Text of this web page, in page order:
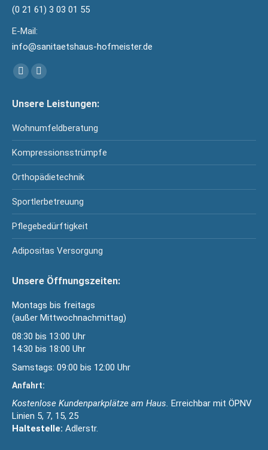
(0 21 61) 3 03 01 55
E-Mail:
info@sanitaetshaus-hofmeister.de
Finden Sie uns auf:
Facebook
opens
in
new
window
YouTube
opens
in
new
window
Unsere Leistungen:
Wohnumfeldberatung
Kompressionsstrümpfe
Orthopädietechnik
Sportlerbetreuung
Pflegebedürftigkeit
Adipositas Versorgung
Unsere Öffnungszeiten:
Montags bis freitags
(außer Mittwochnachmittag)
08:30 bis 13:00 Uhr
14:30 bis 18:00 Uhr
Samstags: 09:00 bis 12:00 Uhr
Anfahrt:
Kostenlose Kundenparkplätze am Haus. Erreichbar mit ÖPNV
Linien 5, 7, 15, 25
Haltestelle: Adlerstr.